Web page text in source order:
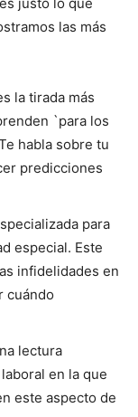
las más
la tirada más
`para los
habla sobre tu
predicciones
para
especial. Este
infidelidades en
cuándo
lectura
en la que
este aspecto de